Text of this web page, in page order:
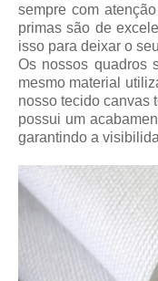
sempre com
primas são de
isso para deixar o
Os nossos quadros
mesmo material
nosso tecido canvas
possui um
garantindo a